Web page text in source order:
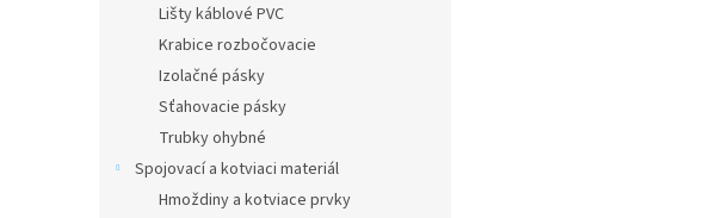
Lišty káblové PVC
Krabice rozbočovacie
Izolačné pásky
Sťahovacie pásky
Trubky ohybné
Spojovací a kotviaci materiál
Hmoždiny a kotviace prvky